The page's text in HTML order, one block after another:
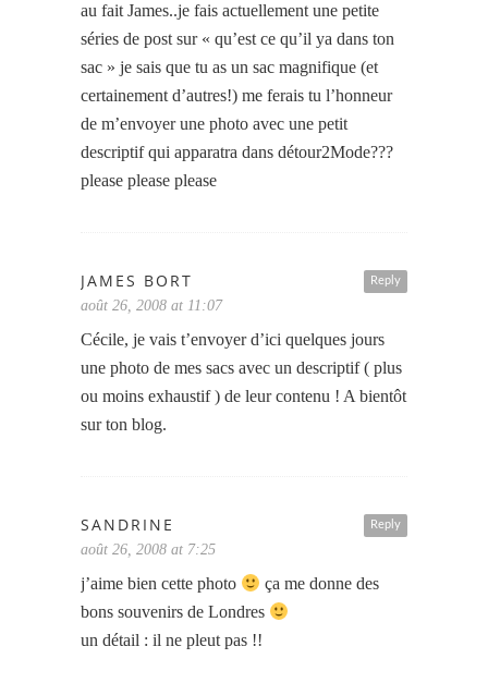
au fait James..je fais actuellement une petite
séries de post sur « qu’est ce qu’il ya dans ton
sac » je sais que tu as un sac magnifique (et
certainement d’autres!) me ferais tu l’honneur
de m’envoyer une photo avec une petit
descriptif qui apparatra dans détour2Mode???
please please please
Reply
JAMES BORT
août 26, 2008 at 11:07
Cécile, je vais t’envoyer d’ici quelques jours
une photo de mes sacs avec un descriptif ( plus
ou moins exhaustif ) de leur contenu ! A bientôt
sur ton blog.
Reply
SANDRINE
août 26, 2008 at 7:25
j’aime bien cette photo
ça me donne des
bons souvenirs de Londres
un détail : il ne pleut pas !!